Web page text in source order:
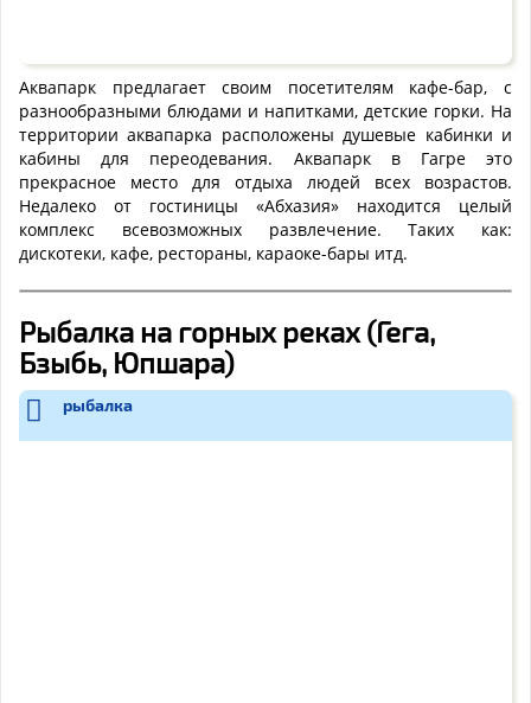
Аквапарк предлагает своим посетителям кафе-бар, с
разнообразными блюдами и напитками, детские горки. На
территории аквапарка расположены душевые кабинки и
кабины для переодевания. Аквапарк в Гагре это
прекрасное место для отдыха людей всех возрастов.
Недалеко от гостиницы «Абхазия» находится целый
комплекс всевозможных развлечение. Таких как:
дискотеки, кафе, рестораны, караоке-бары итд.
Рыбалка на горных реках (Гега,
Бзыбь, Юпшара)
рыбалка